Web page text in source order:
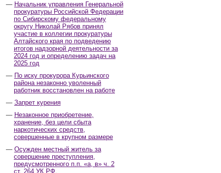
Начальник управления Генеральной
прокуратуры Российской Федерации
по Сибирскому федеральному
округу Николай Рябов принял
участие в коллегии прокуратуры
Алтайского края по подведению
итогов надзорной деятельности за
2024 год и определению задач на
2025 год
По иску прокурора Курьинского
района незаконно уволенный
работник восстановлен на работе
Запрет курения
Незаконное приобретение,
хранение, без цели сбыта
наркотических средств,
совершенные в крупном размере
Осужден местный житель за
совершение преступления,
предусмотренного п.п. «а, в» ч. 2
ст. 264 УК РФ.